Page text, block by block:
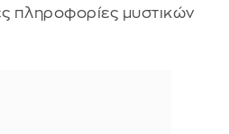
πληροφορίες μυστικών